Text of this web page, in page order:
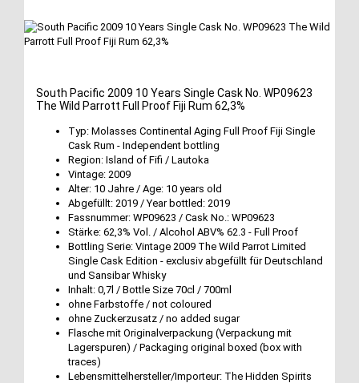
South Pacific 2009 10 Years Single Cask No. WP09623
The Wild Parrott Full Proof Fiji Rum 62,3%
Typ: Molasses Continental Aging Full Proof Fiji Single
Cask Rum - Independent bottling
Region: Island of Fifi / Lautoka
Vintage: 2009
Alter: 10 Jahre / Age: 10 years old
Abgefüllt: 2019 / Year bottled: 2019
Fassnummer: WP09623 / Cask No.: WP09623
Stärke: 62,3% Vol. / Alcohol ABV% 62.3 - Full Proof
Bottling Serie: Vintage 2009 The Wild Parrot Limited
Single Cask Edition - exclusiv abgefüllt für Deutschland
und Sansibar Whisky
Inhalt: 0,7l / Bottle Size 70cl / 700ml
ohne Farbstoffe / not coloured
ohne Zuckerzusatz / no added sugar
Flasche mit Originalverpackung (Verpackung mit
Lagerspuren) / Packaging original boxed (box with
traces)
Lebensmittelhersteller/Importeur: The Hidden Spirits